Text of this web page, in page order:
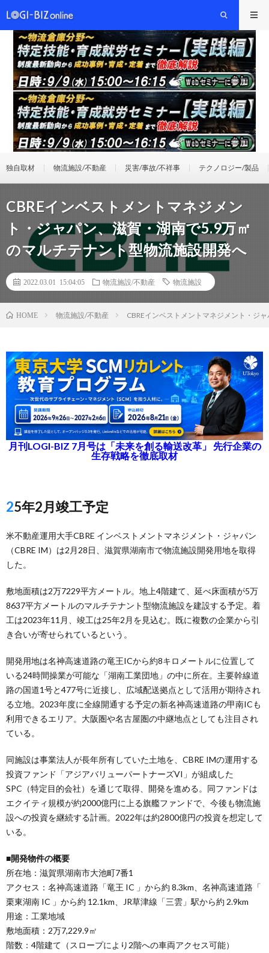
独自取材 物流施設/不動産 災害/事故/不祥事 テクノロジー/製品
CBREインベストメントマネジメン
ト・ジャパン、滋賀・湖南で5.9万㎡
のマルチテナント型物流施設開発へ
2022.03.01 15:04:05 物流施設/不動産 物流施設
HOME 物流施設/不動産 CBREインベストメントマネジメント・ジ
月刊LOGI-BIZ 7月号は「未来を創る輸送改革」 先行企業の
生存戦略を徹底取材
25年2月竣工予定
米不動産運用大手CBRE インベストメントマネジメント・ジャパン
（CBRE IM）は2月28日、滋賀県湖南市で物流施設開発用地を取得
した。
敷地面積は2万7229平方メートル。地上4階建て、延べ床面積が5万
8637平方メートルのマルチテナント型物流施設を建設する予定。着
工は2023年11月、竣工は25年2月を見込む。既に複数の企業から引
き合いが寄せられているという。
開発用地は名神高速道路の竜王ICから約8キロメートルに位置して
いる24時間操業が可能な「湖南工業団地」の中に所在。主要幹線道
路の国道1号と477号に近接し、広域配送拠点として活用が期待され
る立地。2023年度に全線開通する予定の新名神高速道路の甲南ICも
利用できるエリア。大阪圏や名古屋圏の中継地点としても注目され
ている。
同施設は事業法人が長年所有していた土地を、CBRE IMの運用する
投資ファンド「アジアバリューパートナーズVI」が組成した
SPC（特定目的会社）を通じて取得、開発を進める。同ファンドは
エクイティ規模が約2000億円に上る旗艦ファンドで、今後も物流施
設への投資を継続する計画。2022年は約2800億円の投資を想定して
いる。
■開発物件の概要
所在地：滋賀県湖南市大池町7番1
アクセス：名神高速道路「竜王 IC 」から約 8.3km、名神高速道路「
栗東湖南 IC 」から約 12.1km、JR草津線「三雲」駅から約 2.9km
用途：工業地域
敷地面積：2万7,229.9㎡
階数：4階建て（スロープにより2階への車両アクセス可能）